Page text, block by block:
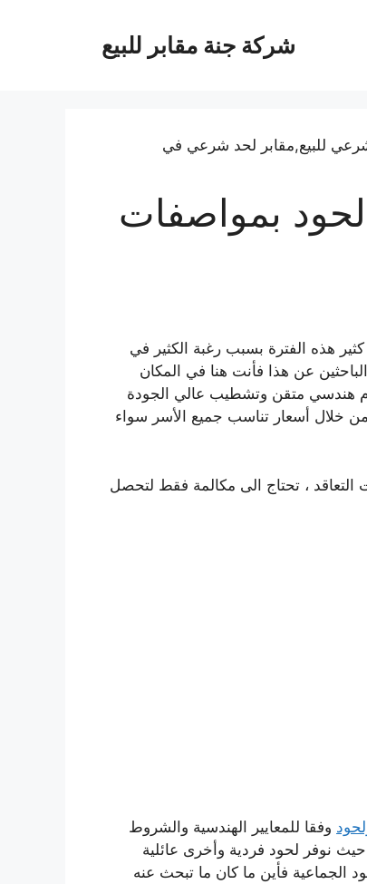
شركة جنة مقابر للبيع
لحود بمواصفات
كثير هذه الفترة بسبب رغبة الكثير في
عن هذا فأنت هنا في المكان
هندسي متقن وتشطيب عالي الجودة
خلال أسعار تناسب جميع الأسر سواء
التعاقد ، تحتاج الى مكالمة فقط لتحصل
وفقا للمعايير الهندسية والشروط
نوفر لحود فردية وأخرى عائلية
فأين ما كان ما تبحث عنه